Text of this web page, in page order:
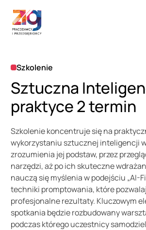
Szkolenie
Sztuczna
praktyce 2 termin
Szkolenie koncentruje się na
wykorzystaniu sztucznej inteligencji
zrozumienia jej podstaw, przez
narzędzi, aż po ich skuteczne
nauczą się myślenia w podejściu „AI-
techniki promptowania, które
profesjonalne rezultaty. Kluczowym
spotkania będzie rozbudowany
podczas którego uczestnicy